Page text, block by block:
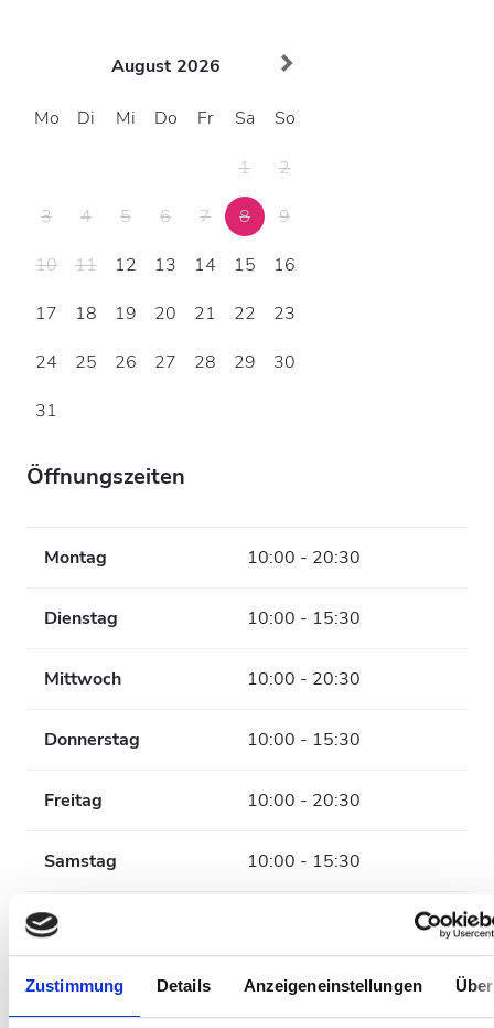
Zustimmung Details Anzeigeneinstellungen
August 2026
Mo Di Mi Do Fr Sa So
1
2
3
4 5 6 7 8
9
10
11 12 13 14 15
16
17
18 19 20 21 22
23
24
25 26 27 28 29
30
31
Öffnungszeiten
Montag 10:00 - 20:30
Dienstag 10:00 - 15:30
Mittwoch 10:00 - 20:30
Donnerstag 10:00 - 15:30
Freitag 10:00 - 20:30
Samstag 10:00 - 15:30
Sonntag
Zahlungsoptionen